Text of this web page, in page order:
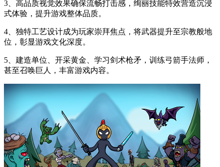
3、高品质视觉效果确保流畅打击感，绚丽技能特效营造沉浸
式体验，提升游戏整体品质。
4、独特工艺设计成为玩家崇拜焦点，将武器提升至宗教般地
位，彰显游戏文化深度。
5、建造单位、开采黄金、学习剑术枪矛，训练弓箭手法师，
甚至召唤巨人，丰富游戏内容。